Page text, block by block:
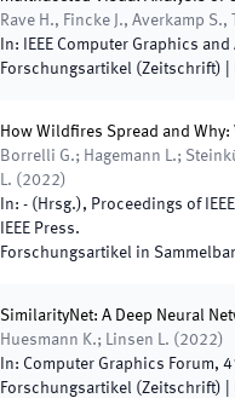
Rave H., Fincke J., Averkamp
In:
IEEE Computer Graphics
Forschungsartikel (Zeitschrift)
How Wildfires Spread and
Borrelli G.; Hagemann L.;
L. ( 2022)
In: - ( Hrsg.), Proceedings of
IEEE Press.
Forschungsartikel in
SimilarityNet: A Deep Neural
Huesmann K.; Linsen L. ( 2022)
In: Computer Graphics Forum,
Forschungsartikel (Zeitschrift)